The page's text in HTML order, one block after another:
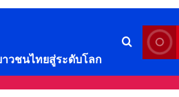
ยาวชนไทยสู่ระดับโลก